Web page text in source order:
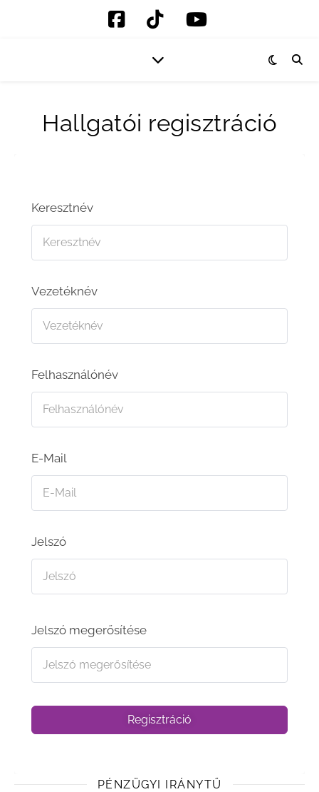
Hallgatói regisztráció
Keresztnév
Vezetéknév
Felhasználónév
E-Mail
Jelszó
Jelszó megerősítése
Regisztráció
PÉNZÜGYI IRÁNYTŰ